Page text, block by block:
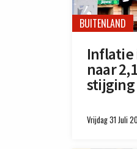
BUITENLAND
Inflatie
naar
Vrijdag 31 Juli